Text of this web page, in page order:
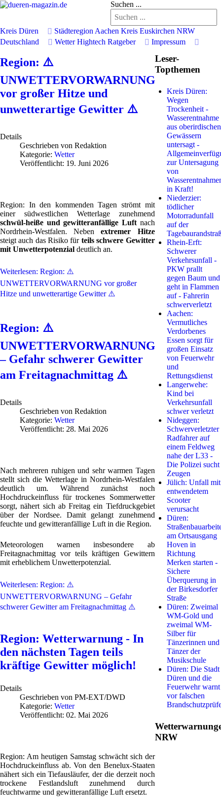
Suchen ...
Kreis Düren Städteregion Aachen Kreis Euskirchen NRW
Deutschland
Wetter Hightech Ratgeber Impressum
Region: ⚠️
UNWETTERVORWARNUNG
vor großer Hitze und
unwetterartige Gewitter ⚠️
Details
Geschrieben von Redaktion
Kategorie: Wetter
Veröffentlicht: 19. Juni 2026
Region: In den kommenden Tagen strömt mit
einer südwestlichen Wetterlage zunehmend
schwül-heiße und gewitteranfällige Luftnach
Nordrhein-Westfalen. Nebenextremer Hitze
steigt auch das Risiko für teils schwere Gewitter
mit Unwetterpotenzial deutlich an.
Weiterlesen: Region: ⚠️
UNWETTERVORWARNUNG vor großer
Hitze und unwetterartige Gewitter ⚠️
Region: ⚠️
UNWETTERVORWARNUNG
– Gefahr schwerer Gewitter
am Freitagnachmittag ⚠️
Details
Geschrieben von Redaktion
Kategorie: Wetter
Veröffentlicht: 28. Mai 2026
Nach mehreren ruhigen und sehr warmen Tagen
stellt sich die Wetterlage in Nordrhein-Westfalen
deutlich um. Während zunächst noch
Hochdruckeinfluss für trockenes Sommerwetter
sorgt, nähert sich ab Freitag ein Tiefdruckgebiet
über der Nordsee. Damit gelangt zunehmend
feuchte und gewitteranfällige Luft in die Region.
Meteorologen warnen insbesondere ab
Freitagnachmittag vor teils kräftigen Gewittern
mit erheblichem Unwetterpotenzial.
Weiterlesen: Region: ⚠️
UNWETTERVORWARNUNG – Gefahr
schwerer Gewitter am Freitagnachmittag ⚠️
Region: Wetterwarnung - In
den nächsten Tagen teils
kräftige Gewitter möglich!
Details
Geschrieben von PM-EXT/DWD
Kategorie: Wetter
Veröffentlicht: 02. Mai 2026
Region: Am heutigen Samstag schwächt sich der
Hochdruckeinfluss ab. Von den Benelux-Staaten
nähert sich ein Tiefausläufer, der die derzeit noch
trockene Festlandsluft zunehmend durch
feuchtwarme und gewitteranfällige Luft ersetzt.
Leser-
Topthemen
Kreis Düren:
Wegen
Trockenheit -
Wasserentnahme
aus oberirdischen
Gewässern
untersagt -
zur Untersagung
von
in Kraft!
Niederzier:
tödlicher
Motorradunfall
auf der
Rhein-Erft:
Schwerer
Verkehrsunfall -
PKW prallt
gegen Baum und
geht in Flammen
auf - Fahrerin
schwerverletzt
Aachen:
Vermutliches
Verdorbenes
Essen sorgt für
großen Einsatz
von Feuerwehr
und
Rettungsdienst
Langerwehe:
Kind bei
Verkehrsunfall
schwer verletzt
Nideggen:
Schwerverletzter
Radfahrer auf
einem Feldweg
nahe der L33 -
Die Polizei sucht
Zeugen
Jülich: Unfall mit
entwendetem
Scooter
verursacht
Düren:
am Ortsausgang
Hoven in
Richtung
Merken starten -
Sichere
Überquerung in
der Birkesdorfer
Straße
Düren: Zweimal
WM-Gold und
zweimal WM-
Silber für
Tänzerinnen und
Tänzer der
Musikschule
Düren: Die Stadt
Düren und die
Feuerwehr warnt
vor falschen
NRW